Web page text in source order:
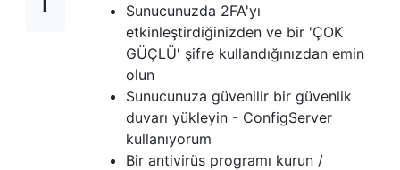
Sunucunuzda 2FA'yı
etkinleştirdiğinizden ve bir 'ÇOK
GÜÇLÜ' şifre kullandığınızdan emin
olun
Sunucunuza güvenilir bir güvenlik
duvarı yükleyin - ConfigServer
kullanıyorum
Bir antivirüs programı kurun /